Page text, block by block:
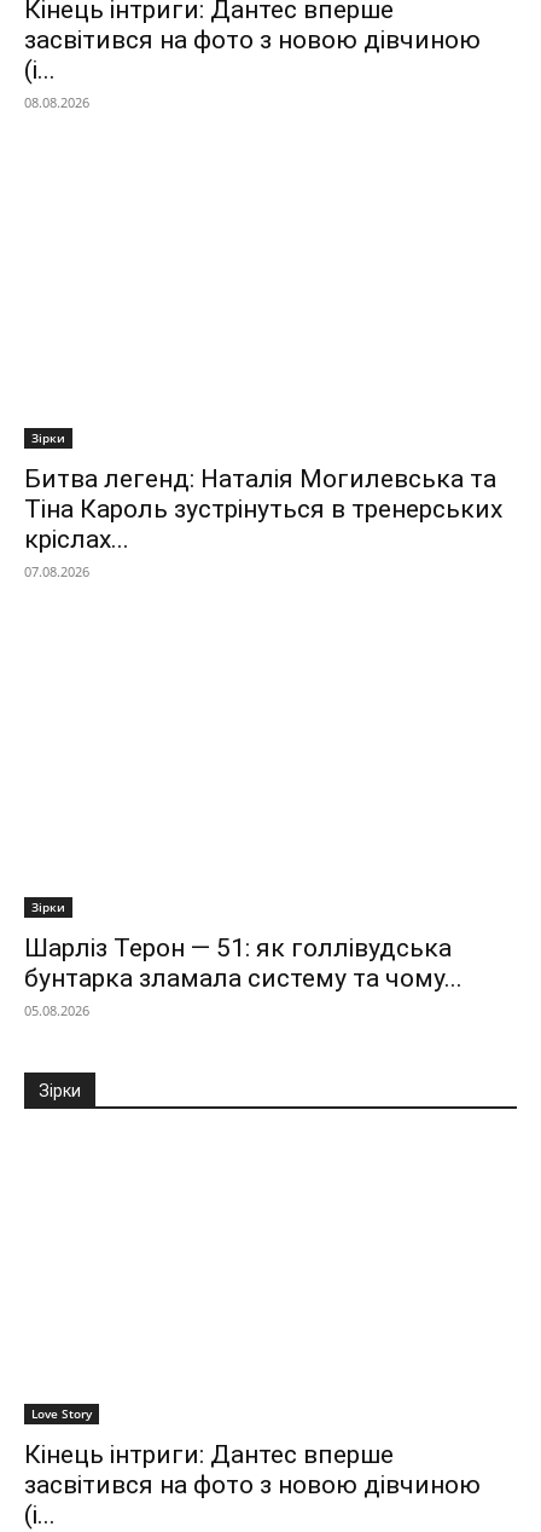
Кінець інтриги: Дантес вперше
засвітився на фото з новою дівчиною
(і...
08.08.2026
Зірки
Битва легенд: Наталія Могилевська та
Тіна Кароль зустрінуться в тренерських
кріслах...
07.08.2026
Зірки
Шарліз Терон — 51: як голлівудська
бунтарка зламала систему та чому...
05.08.2026
Зірки
Love Story
Кінець інтриги: Дантес вперше
засвітився на фото з новою дівчиною
(і...